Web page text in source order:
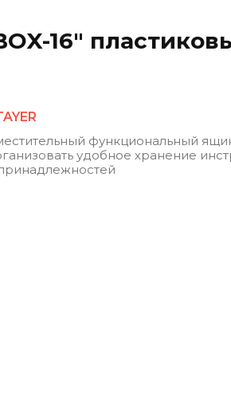
16"
функциональный
удобное хранение